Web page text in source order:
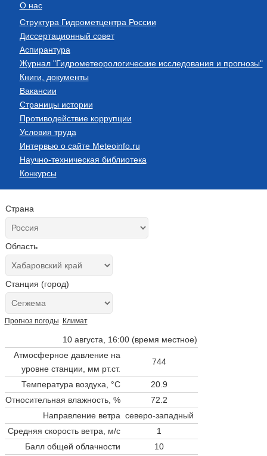
О нас
Структура Гидрометцентра России
Диссертационный совет
Аспирантура
Журнал "Гидрометеорологические исследования и прогнозы"
Книги, документы
Вакансии
Страницы истории
Противодействие коррупции
Условия труда
Интервью о сайте Meteoinfo.ru
Научно-техническая библиотека
Конкурсы
Страна
Область
Станция (город)
Прогноз погоды Климат
10 августа, 16:00 (время местное)
Атмосферное давление на
уровне станции, мм рт.ст.
744
Температура воздуха, °C
20.9
Относительная влажность, %
72.2
Направление ветра северо-западный
Средняя скорость ветра, м/с
1
Балл общей облачности
10